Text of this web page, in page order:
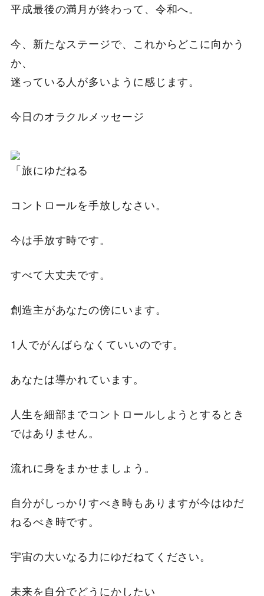
平成最後の満月が終わって、令和へ。
今、新たなステージで、これからどこに向かう
か、
迷っている人が多いように感じます。
今日のオラクルメッセージ
「旅にゆだねる
コントロールを手放しなさい。
今は手放す時です。
すべて大丈夫です。
創造主があなたの傍にいます。
1人でがんばらなくていいのです。
あなたは導かれています。
人生を細部までコントロールしようとするとき
ではありません。
流れに身をまかせましょう。
自分がしっかりすべき時もありますが今はゆだ
ねるべき時です。
宇宙の大いなる力にゆだねてください。
未来を自分でどうにかしたい